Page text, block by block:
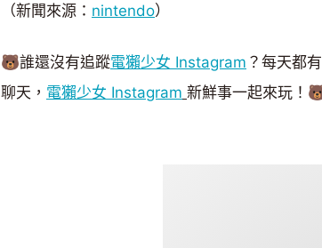
（新聞來源： nintendo）
🐻誰還沒有追蹤電獺少女 Instagram ？每天都
聊天， 電獺少女 Instagram 新鮮事一起來玩！